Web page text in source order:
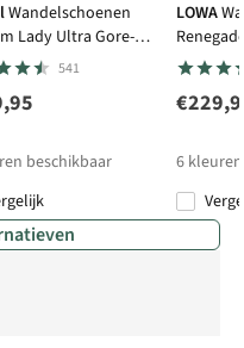
Wandelschoenen
Lady Ultra Gore-
541
beschikbaar
LOWA
6